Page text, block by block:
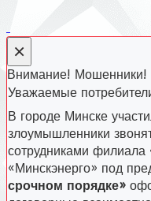
×
Внимание! Мошенники!
Уважаемые
В городе Минске
злоумышленники
сотрудниками
«Минскэнерго» под
срочном порядке»